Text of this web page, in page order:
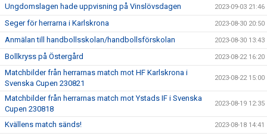
Ungdomslagen hade uppvisning på Vinslövsdagen 2023-09-03 21:46
Seger för herrarna i Karlskrona 2023-08-30 20:50
Anmälan till handbollsskolan/handbollsförskolan 2023-08-30 13:43
Bollkryss på Östergård 2023-08-22 16:20
Matchbilder från herrarnas match mot HF Karlskrona i
Svenska Cupen 230821
2023-08-22 15:00
Matchbilder från herrarnas match mot Ystads IF i Svenska
Cupen 230818
2023-08-19 12:35
Kvällens match sänds! 2023-08-18 14:41